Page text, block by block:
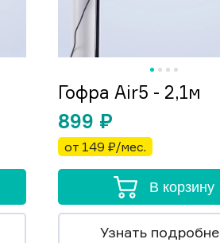
Гофра Air5 - 2,1м
899 ₽
от 149 ₽/мес.
В корзину
Узнать